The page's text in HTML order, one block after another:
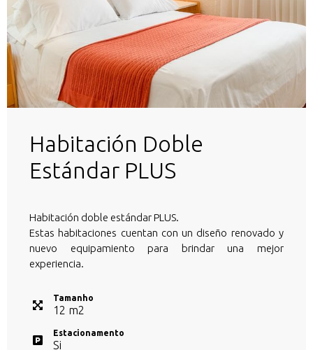
Habitación Doble
Estándar PLUS
Habitación doble estándar PLUS.
Estas habitaciones cuentan con un diseño renovado y
nuevo equipamiento para brindar una mejor
experiencia.
Tamanho
12 m2
Estacionamento
Si